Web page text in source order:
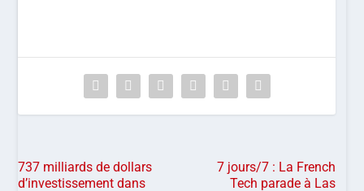
737 milliards de dollars
d’investissement dans
7 jours/7 : La French
Tech parade à Las